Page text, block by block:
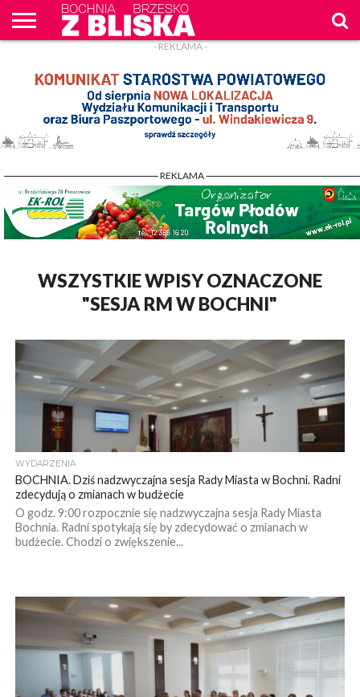
WPROST
REKLAM
- REKLAMA -
- REKLAMA -
WSZYSTKIE WPISY OZNACZONE
"SESJA RM W BOCHNI"
WYDARZENIA
BOCHNIA. Dziś nadzwyczajna sesja Rady Miasta w Bochni. Radni
zdecydują o zmianach w budżecie
O godz. 9:00 rozpocznie się nadzwyczajna sesja Rady Miasta
Bochnia. Radni spotykają się by zdecydować o zmianach w
budżecie. Chodzi o zwiększenie...